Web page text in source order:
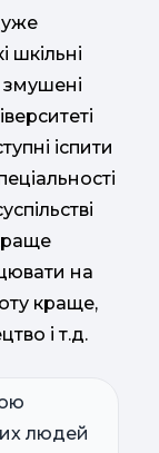
шкільні
змушені
іспити
на
краще,
і т.д.
людей